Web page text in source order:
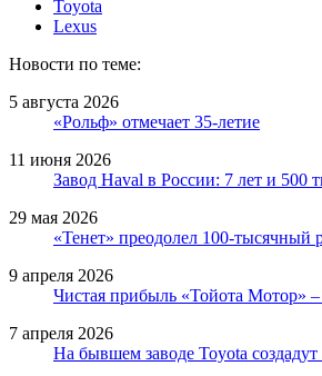
Toyota
Lexus
Новости по теме:
5 августа 2026
«Рольф» отмечает 35-летие
11 июня 2026
Завод Haval в России: 7 лет и 500
29 мая 2026
«Тенет» преодолел 100-тысячный
9 апреля 2026
Чистая прибыль «Тойота Мотор»
7 апреля 2026
На бывшем заводе Toyota